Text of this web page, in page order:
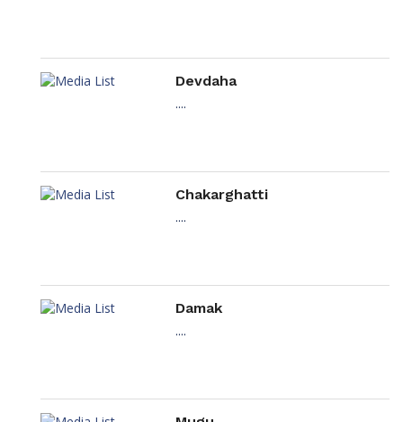
Devdaha
....
Chakarghatti
....
Damak
....